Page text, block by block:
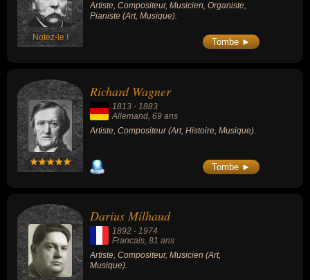
Notez-le !
Artiste, Compositeur, Musicien, Organiste,
Pianiste (Art, Musique).
Tombe ►
Richard Wagner
1813 - 1883
Allemand , 69 ans
Artiste, Compositeur (Art, Histoire, Musique).
Tombe ►
Darius Milhaud
1892 - 1974
Francais, 81 ans
Artiste, Compositeur, Musicien (Art,
Musique).